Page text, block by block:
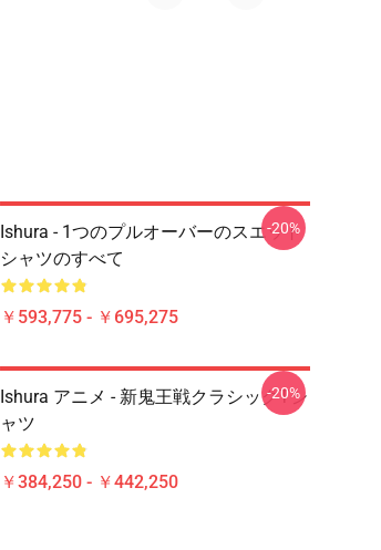
Ishura - 1つのプルオーバーのスエット
シャツのすべて
￥593,775 - ￥695,275
-20%
Ishura アニメ - 新鬼王戦クラシックTシ
ャツ
￥384,250 - ￥442,250
-20%